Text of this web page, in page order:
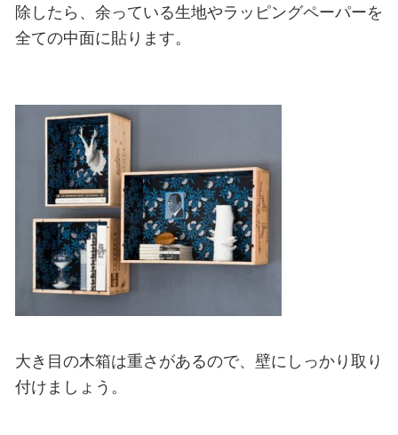
除したら、余っている生地やラッピングペーパーを
全ての中面に貼ります。
大き目の木箱は重さがあるので、壁にしっかり取り
付けましょう。